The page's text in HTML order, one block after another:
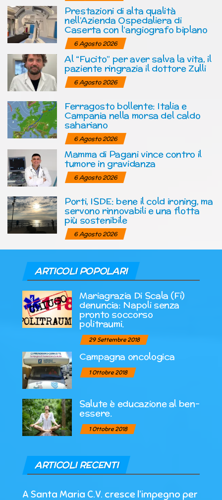
Prestazioni di alta qualità
nell’Azienda Ospedaliera di
Caserta con l’angiografo biplano
6 Agosto 2026
Al “Fucito” per aver salva la vita, il
paziente ringrazia il dottore Zulli
6 Agosto 2026
Ferragosto bollente: Italia e
Campania nella morsa del caldo
sahariano
6 Agosto 2026
Mamma di Pagani vince contro il
tumore in gravidanza
6 Agosto 2026
Porti, ISDE: bene il cold ironing, ma
servono rinnovabili e una flotta
più sostenibile
6 Agosto 2026
ARTICOLI POPOLARI
Mariagrazia Di Scala (Fi)
denuncia: Napoli senza
pronto soccorso
politraumi.
29 Settembre 2018
Campagna oncologica
1 Ottobre 2018
Salute è educazione al ben-
essere.
1 Ottobre 2018
ARTICOLI RECENTI
A Santa Maria C.V. cresce l’impegno per